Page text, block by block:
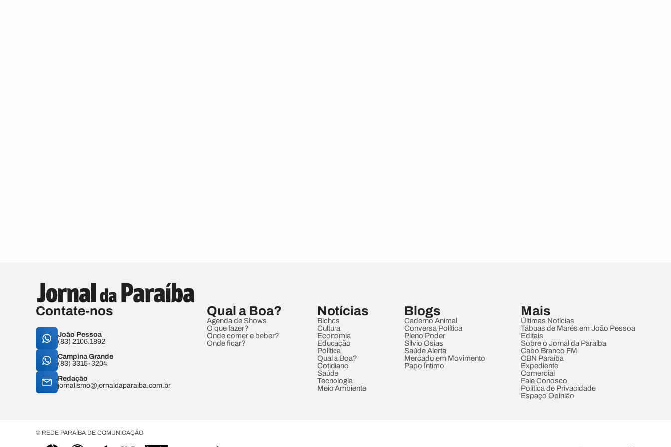
Contate-nos
João Pessoa
(83) 2106.1892
Campina Grande
(83) 3315-3204
Redação
jornalismo@jornaldaparaiba.com.br
Qual a Boa?
Agenda de Shows
O que fazer?
Onde comer e beber?
Onde ficar?
Notícias
Bichos
Cultura
Economia
Educação
Política
Qual a Boa?
Cotidiano
Saúde
Tecnologia
Meio Ambiente
Blogs
Caderno Animal
Conversa Política
Pleno Poder
Sílvio Osias
Saúde Alerta
Mercado em Movimento
Papo Íntimo
Mais
Últimas Notícias
Tábuas de Marés em João Pessoa
Editais
Sobre o Jornal da Paraíba
Cabo Branco FM
CBN Paraíba
Expediente
Comercial
Fale Conosco
Política de Privacidade
Espaço Opinião
© REDE PARAÍBA DE COMUNICAÇÃO